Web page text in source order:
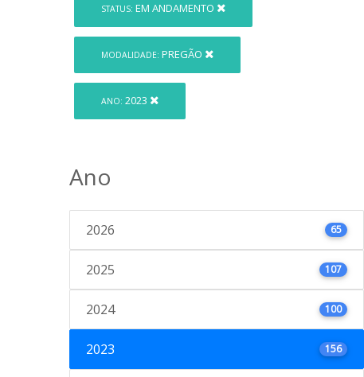
STATUS: EM ANDAMENTO
MODALIDADE: PREGÃO
ANO: 2023
Ano
2026 65
2025 107
2024 100
2023 156